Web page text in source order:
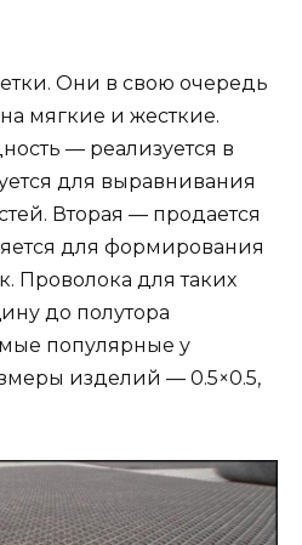
Они в свою очередь
мягкие и жесткие.
— реализуется в
для выравнивания
Вторая — продается
для формирования
Проволока для таких
до полутора
популярные у
изделий — 0.5×0.5,